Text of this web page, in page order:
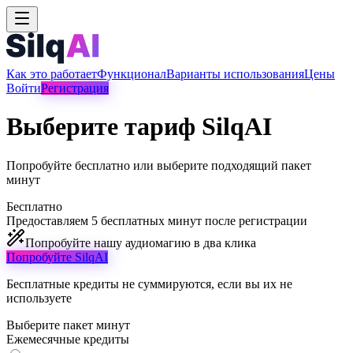
Как это работаетФункционалВарианты использованияЦены
ВойтиРегистрация
Выберите тариф SilqAI
Попробуйте бесплатно или выберите подходящий пакет
минут
Бесплатно
Предоставляем 5 бесплатных минут после регистрации
Попробуйте нашу аудиомагию в два клика
Попробуйте SilqAI
Бесплатные кредиты не суммируются, если вы их не
используете
Выберите пакет минут
Ежемесячные кредиты